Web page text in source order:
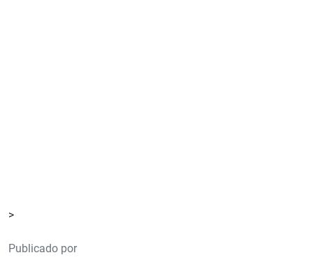
>
Publicado por